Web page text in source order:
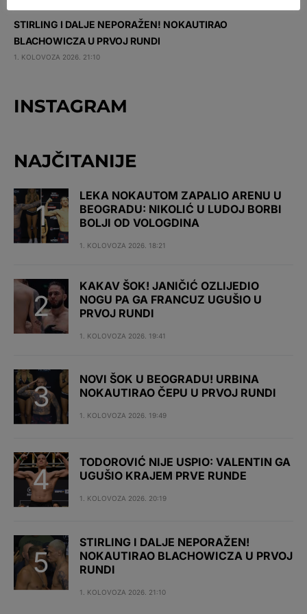
STIRLING I DALJE NEPORAŽEN! NOKAUTIRAO
BLACHOWICZA U PRVOJ RUNDI
1. KOLOVOZA 2026. 21:10
INSTAGRAM
NAJČITANIJE
LEKA NOKAUTOM ZAPALIO ARENU U
BEOGRADU: NIKOLIĆ U LUDOJ BORBI
BOLJI OD VOLOGDINA
1. KOLOVOZA 2026. 18:21
KAKAV ŠOK! JANIČIĆ OZLIJEDIO
NOGU PA GA FRANCUZ UGUŠIO U
PRVOJ RUNDI
1. KOLOVOZA 2026. 19:41
NOVI ŠOK U BEOGRADU! URBINA
NOKAUTIRAO ČEPU U PRVOJ RUNDI
1. KOLOVOZA 2026. 19:49
TODOROVIĆ NIJE USPIO: VALENTIN GA
UGUŠIO KRAJEM PRVE RUNDE
1. KOLOVOZA 2026. 20:19
STIRLING I DALJE NEPORAŽEN!
NOKAUTIRAO BLACHOWICZA U PRVOJ
RUNDI
1. KOLOVOZA 2026. 21:10